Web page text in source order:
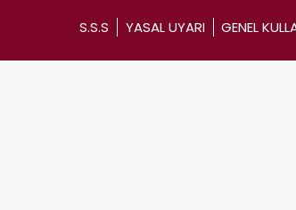
S.S.S YASAL UYARI GENEL